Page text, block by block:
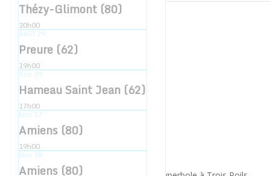
Thézy-Glimont (80)
20h00
Août29
Preure (62)
19h00
Sep19
Hameau Saint Jean (62)
17h00
Nov17
Amiens (80)
19h00
Nov18
Amiens (80)